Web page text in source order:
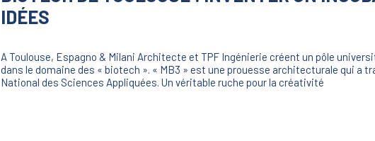
IDÉES
A Toulouse, Espagno & Milani Architecte et TPF Ingénierie créent un pôle
dans le domaine des « biotech ». « MB3 » est une prouesse architecturale qui a
National des Sciences Appliquées. Un véritable ruche pour la créativité